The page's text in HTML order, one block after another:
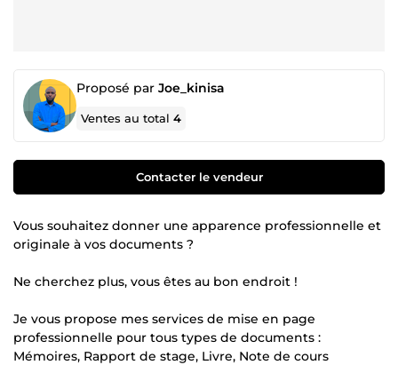
Proposé par Joe_kinisa
Ventes au total4
Contacter le vendeur
Vous souhaitez donner une apparence professionnelle et
originale à vos documents ?
Ne cherchez plus, vous êtes au bon endroit !
Je vous propose mes services de mise en page
professionnelle pour tous types de documents :
Mémoires, Rapport de stage, Livre, Note de cours